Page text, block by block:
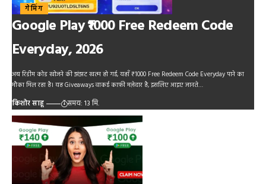
गेमिंग
Google Play ₹1000 Free Redeem Code
Everyday, 2026
अब रिडीम कोड खोजने की झंझट खत्म हो गई, यहाँ ₹1000 Free Redeem Code Everyday पाने का
मौका मिल रहा है। यह Giveaways वाकई काफ़ी मज़ेदार है, इसलिए आइए जानते…
किशोर साहू समय: 13 मि.